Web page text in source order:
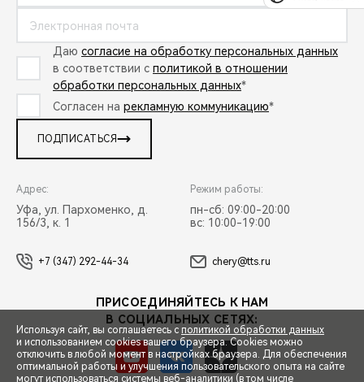
Даю согласие на обработку персональных данных
в соответствии с политикой в отношении
обработки персональных данных*
Согласен на рекламную коммуникацию*
ПОДПИСАТЬСЯ
Адрес:
Уфа, ул. Пархоменко, д.
156/3, к. 1
Режим работы:
пн-сб: 09:00-20:00
вс: 10:00-19:00
+7 (347) 292-44-34 chery@tts.ru
ПРИСОЕДИНЯЙТЕСЬ К НАМ
В СОЦИАЛЬНЫХ СЕТЯХ:
Используя сайт, вы соглашаетесь с политикой обработки данных
и использованием cookies вашего браузера. Cookies можно
отключить в любой момент в настройках браузера. Для обеспечения
оптимальной работы и улучшения пользовательского опыта на сайте
могут использоваться системы веб-аналитики (в том числе